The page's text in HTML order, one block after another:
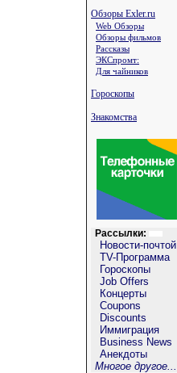
Обзоры Exler.ru
Web Обзоры
Обзоры фильмов
Рассказы
ЭКСпромт:
Для чайников
Гороскопы
Знакомства
Рассылки:
Новости-почтой
TV-Программа
Гороскопы
Job Offers
Концерты
Coupons
Discounts
Иммиграция
Business News
Анекдоты
Многое другое...